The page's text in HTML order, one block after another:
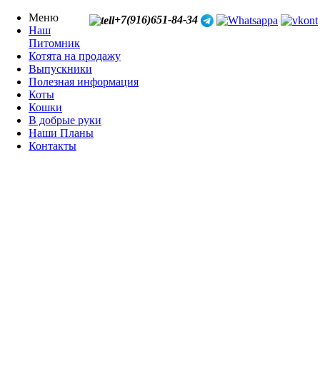
+7(916)651-84-34
Меню
Наш
Питомник
Котята на продажу
Выпускники
Полезная информация
Коты
Кошки
В добрые руки
Наши Планы
Контакты